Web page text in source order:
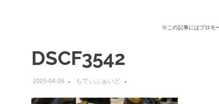
※この記事にはプロモ
DSCF3542
2025-04-26 もでぃふぁいど